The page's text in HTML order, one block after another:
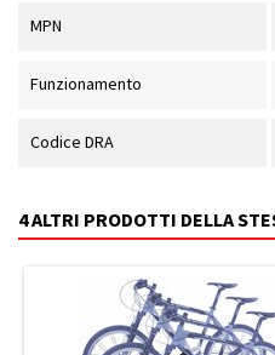
MPN
Funzionamento
Codice DRA
4 ALTRI PRODOTTI DELLA